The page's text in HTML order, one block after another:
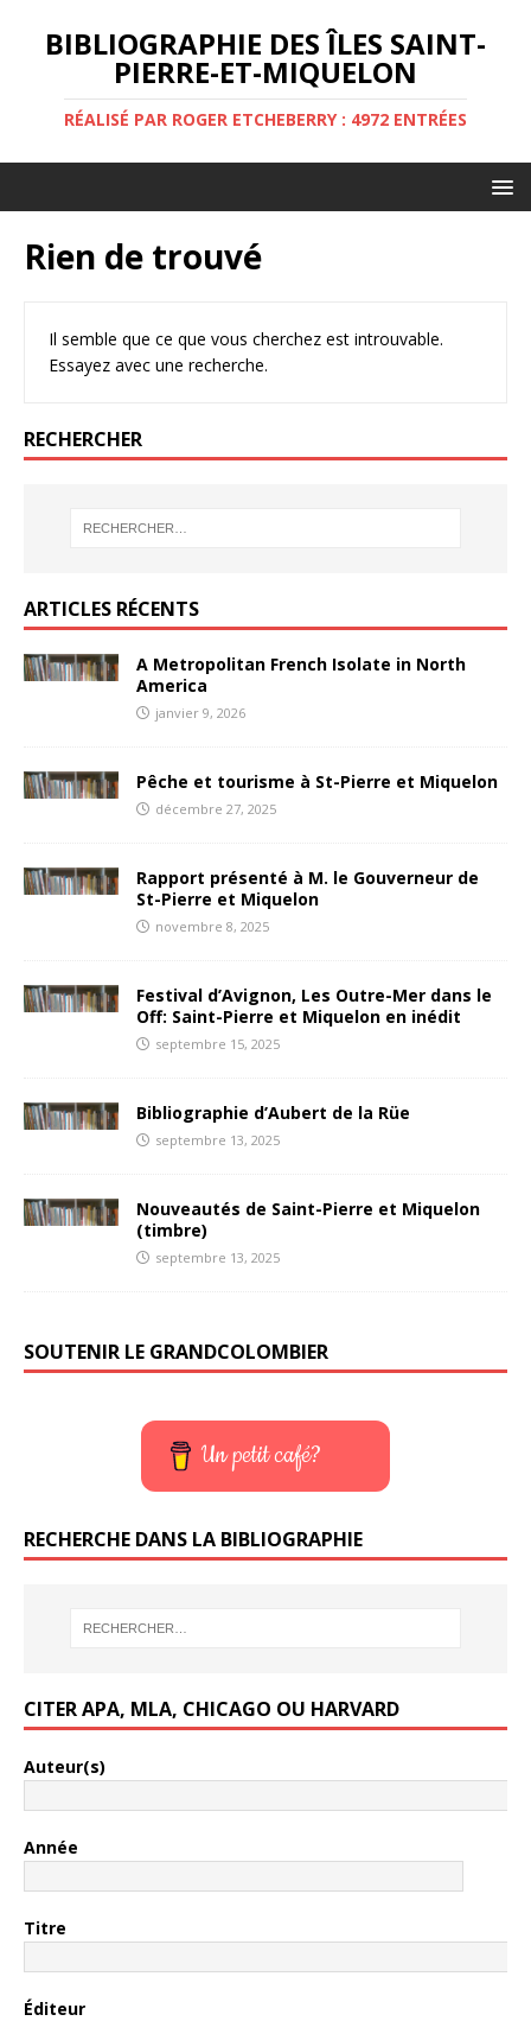
BIBLIOGRAPHIE DES ÎLES SAINT-
PIERRE-ET-MIQUELON
RÉALISÉ PAR ROGER ETCHEBERRY : 4972 ENTRÉES
Rien de trouvé
Il semble que ce que vous cherchez est introuvable.
Essayez avec une recherche.
RECHERCHER
ARTICLES RÉCENTS
A Metropolitan French Isolate in North
America
janvier 9, 2026
Pêche et tourisme à St-Pierre et Miquelon
décembre 27, 2025
Rapport présenté à M. le Gouverneur de
St-Pierre et Miquelon
novembre 8, 2025
Festival d’Avignon, Les Outre-Mer dans le
Off: Saint-Pierre et Miquelon en inédit
septembre 15, 2025
Bibliographie d’Aubert de la Rüe
septembre 13, 2025
Nouveautés de Saint-Pierre et Miquelon
(timbre)
septembre 13, 2025
SOUTENIR LE GRANDCOLOMBIER
Un petit café?
RECHERCHE DANS LA BIBLIOGRAPHIE
CITER APA, MLA, CHICAGO OU HARVARD
Auteur(s)
Année
Titre
Éditeur